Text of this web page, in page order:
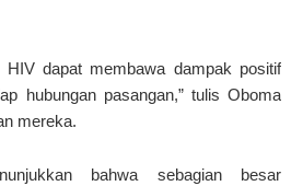
HIV dapat membawa dampak positif
hubungan pasangan,” tulis Oboma
mereka.
bahwa sebagian besar